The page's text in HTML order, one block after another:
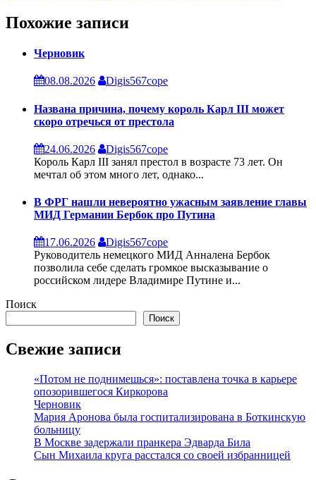
Похожие записи
Черновик
08.08.2026 Digis567cope
Названа причина, почему король Карл III может
скоро отречься от престола
24.06.2026
Digis567cope
Король Карл III занял престол в возрасте 73 лет. Он
мечтал об этом много лет, однако...
В ФРГ нашли невероятно ужасным заявление главы
МИД Германии Бербок про Путина
17.06.2026
Digis567cope
Руководитель немецкого МИД Анналена Бербок
позволила себе сделать громкое высказывание о
российском лидере Владимире Путине и...
Поиск
Поиск
Свежие записи
«Потом не поднимешься»: поставлена точка в карьере
опозорившегося Киркорова
Черновик
Мария Аронова была госпитализирована в Боткинскую
больницу
В Москве задержали пранкера Эдварда Била
Сын Михаила круга расстался со своей избранницей